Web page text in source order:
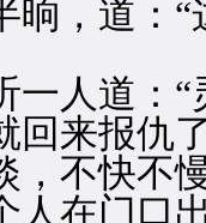
，道：“
人道：“
回来报仇
不快不慢
在门口